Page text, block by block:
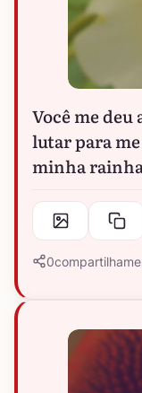
Você me deu
lutar para
minha
0